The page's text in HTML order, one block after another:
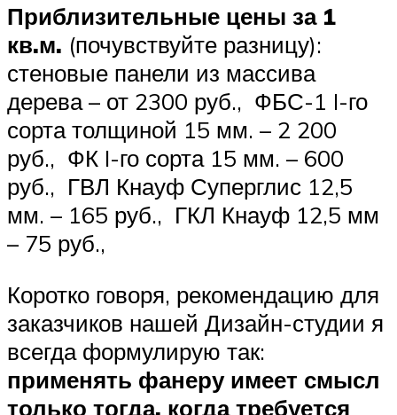
Приблизительные цены за 1
кв.м. (почувствуйте разницу): ️
стеновые панели из массива
дерева – от 2300 руб., ️ ФБС-1 I-го
сорта толщиной 15 мм. – 2 200
руб., ️ ФК I-го сорта 15 мм. – 600
руб., ️ ГВЛ Кнауф Суперглис 12,5
мм. – 165 руб., ️ ГКЛ Кнауф 12,5 мм
– 75 руб.,
Коротко говоря, рекомендацию для
заказчиков нашей Дизайн-студии я
всегда формулирую так:
применять фанеру имеет смысл
только тогда, когда требуется